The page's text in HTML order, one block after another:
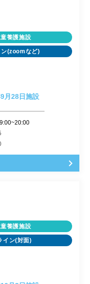
童養護施設
ン(zoomなど)
月28日施設
童養護施設
イン(対面)